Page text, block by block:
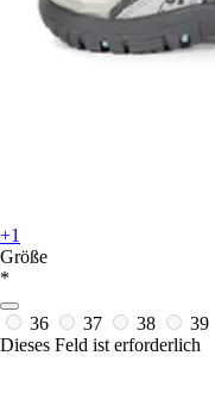
+1
Größe
*
36 37 38 39
Dieses Feld ist erforderlich